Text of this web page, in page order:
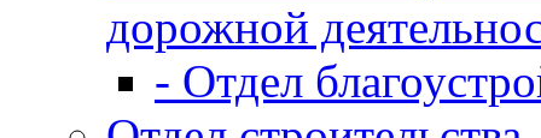
дорожной
- Отдел